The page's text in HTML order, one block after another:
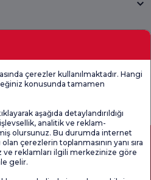
çerezler kullanılmaktadır. Hangi
konusunda tamamen
aşağıda detaylandırıldığı
işlevsellik, analitik ve reklam-
olursunuz. Bu durumda internet
çerezlerin toplanmasının yanı sıra
reklamları ilgili merkezinize göre
gelir.